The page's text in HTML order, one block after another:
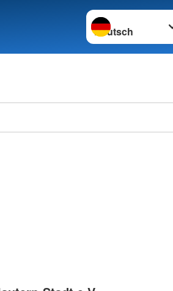
Sprache wechseln zu